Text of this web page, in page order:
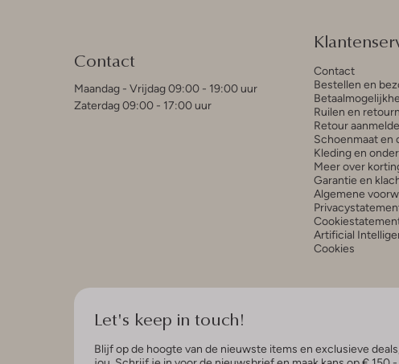
Contact
Maandag - Vrijdag 09:00 - 19:00 uur
Zaterdag 09:00 - 17:00 uur
Contact
Bestellen en
Ruilen en
Retour
Schoenmaat en
Kleding en
Meer over
Garantie en
Algemene
Artificial
Cookies
Let's keep in touch!
Blijf op de hoogte van de nieuwste items en exclusieve